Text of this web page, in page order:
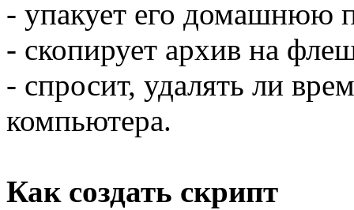
- упакует его домашнюю
- скопирует архив на
- спросит, удалять ли
компьютера.
Как создать скрипт